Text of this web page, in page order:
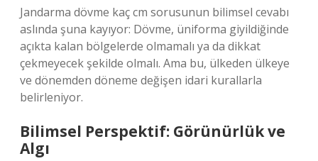
Jandarma dövme kaç cm sorusunun bilimsel cevabı
aslında şuna kayıyor: Dövme, üniforma giyildiğinde
açıkta kalan bölgelerde olmamalı ya da dikkat
çekmeyecek şekilde olmalı. Ama bu, ülkeden ülkeye
ve dönemden döneme değişen idari kurallarla
belirleniyor.
Bilimsel Perspektif: Görünürlük ve
Algı